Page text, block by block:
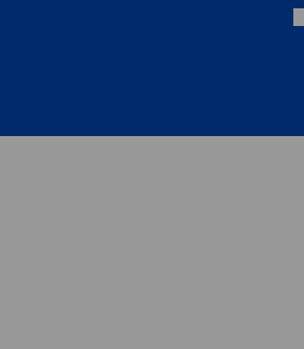
naar Vaardig gebruiker (C1)